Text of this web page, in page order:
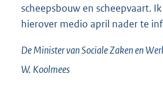
scheepsbouw en scheepvaart.
hierover medio april nader te
De Minister van Sociale Zaken en
W. Koolmees